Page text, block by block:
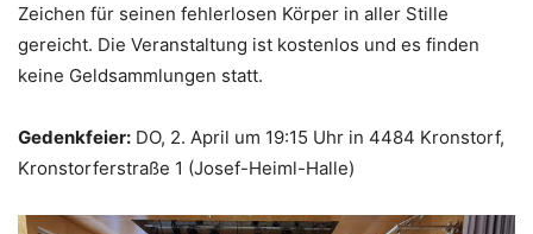
Zeichen für seinen fehlerlosen Körper in aller Stille
gereicht. Die Veranstaltung ist kostenlos und es finden
keine Geldsammlungen statt.
Gedenkfeier: DO, 2. April um 19:15 Uhr in 4484 Kronstorf,
Kronstorferstraße 1 (Josef-Heiml-Halle)